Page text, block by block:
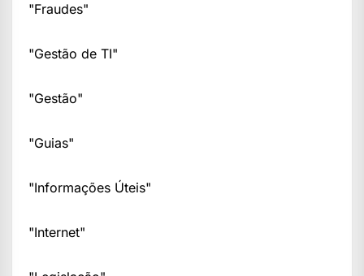
"Fraudes"
"Gestão de TI"
"Gestão"
"Guias"
"Informações Úteis"
"Internet"